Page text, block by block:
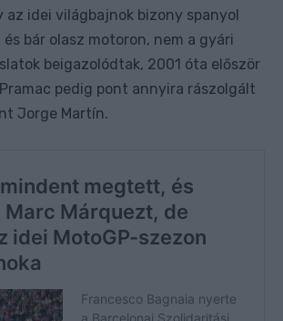
idei világbajnok bizony spanyol
és bár olasz motoron, nem a gyári
beigazolódtak, 2001 óta először
pedig pont annyira rászolgált
Jorge Martín.